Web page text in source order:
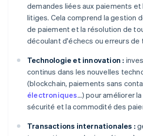
demandes liées aux paiements
litiges. Cela comprend la gestion
de paiement et la résolution de
découlant d'échecs ou erreurs de
Technologie et innovation :
continus dans les nouvelles
(blockchain, paiements sans
électroniques…) pour améliorer
sécurité et la commodité des
Transactions internationales :